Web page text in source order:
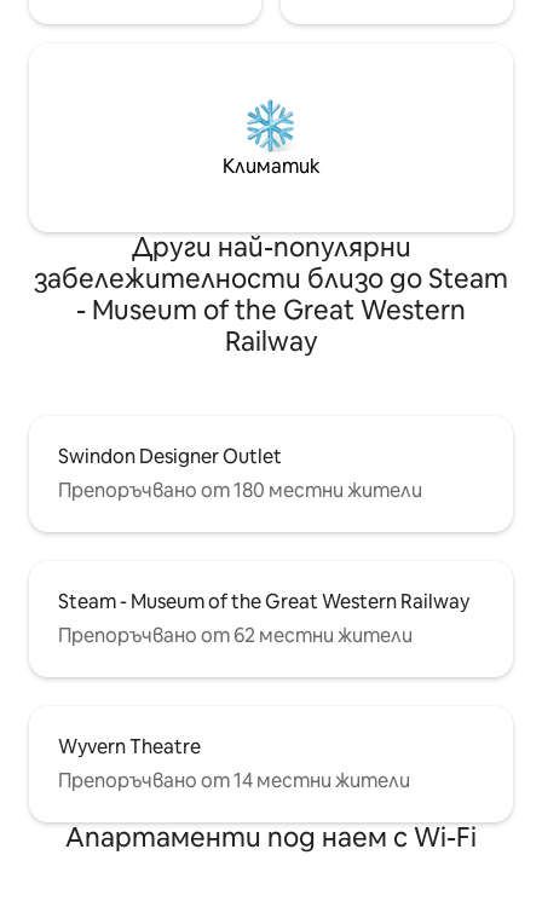
Климатик
Други най-популярни
забележителности близо до Steam
- Museum of the Great Western
Railway
Swindon Designer Outlet
Препоръчвано от 180 местни жители
Steam - Museum of the Great Western Railway
Препоръчвано от 62 местни жители
Wyvern Theatre
Препоръчвано от 14 местни жители
Апартаменти под наем с Wi-Fi